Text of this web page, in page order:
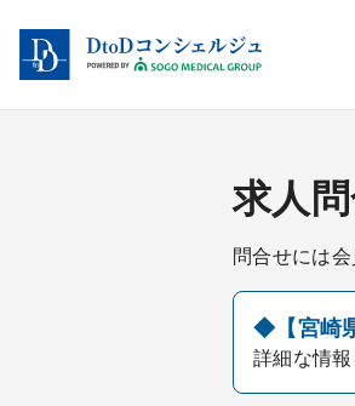
求人
問合せには会
◆【宮崎
詳細な情